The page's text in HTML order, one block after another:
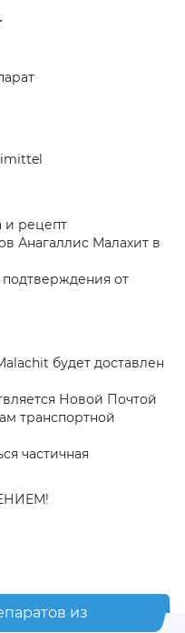
и рецепт
Анагаллис Малахит в
от
будет доставлен
Новой Почтой
транспортной
частичная
из